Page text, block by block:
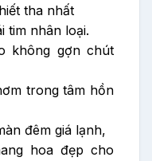
tha nhất
tim nhân loại.
không gợn chút
trong tâm hồn
đêm giá lạnh,
hoa đẹp cho